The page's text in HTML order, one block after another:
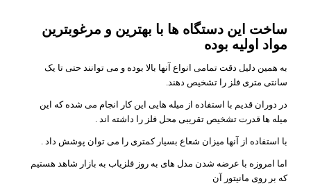
ساخت این دستگاه ها با بهترین و مرغوبترین
مواد اولیه بوده
به همین دلیل دقت تمامی انواع آنها بالا بوده و می توانند حتی تا یک
سانتی متری فلز را تشخیص دهند.
در دوران قدیم با استفاده از میله هایی این کار انجام می شده که این
میله ها قدرت تشخیص تقریبی محل فلز را داشته اند .
با استفاده از آنها میزان شعاع بسیار کمتری را می توان پوشش داد .
اما امروزه با عرضه شدن مدل های به روز فلزیاب به بازار شاهد هستیم
که بر روی مانیتور آن